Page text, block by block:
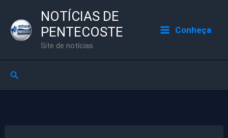
para
NOTÍCIAS DE
PENTECOSTE
Site de notícias
Conheça
Pesquisar